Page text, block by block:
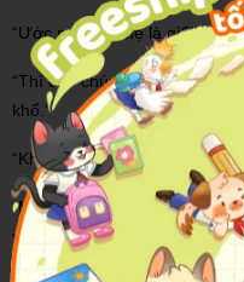
“Ước mơ của mẹ là gì?”
“Thì cho chúng mày ăn học
khổ.”
“Không, ước mơ khác cơ.”
“Mai sau chúng mày lập gia
yêu thương nhau.”